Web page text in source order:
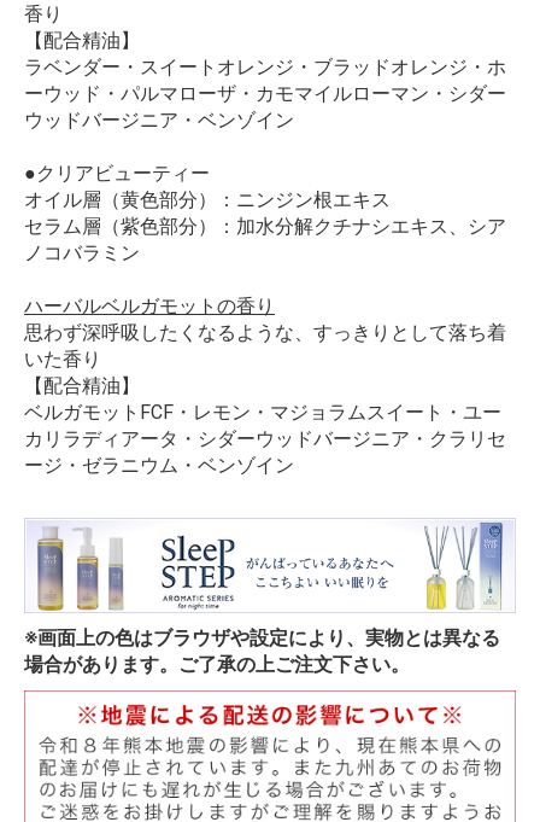
香り
【配合精油】
ラベンダー・スイートオレンジ・ブラッドオレンジ・ホ
ーウッド・パルマローザ・カモマイルローマン・シダー
ウッドバージニア・ベンゾイン
●クリアビューティー
オイル層（黄色部分）：ニンジン根エキス
セラム層（紫色部分）：加水分解クチナシエキス、シア
ノコバラミン
ハーバルベルガモットの香り
思わず深呼吸したくなるような、すっきりとして落ち着
いた香り
【配合精油】
ベルガモットFCF・レモン・マジョラムスイート・ユー
カリラディアータ・シダーウッドバージニア・クラリセ
ージ・ゼラニウム・ベンゾイン
※画面上の色はブラウザや設定により、実物とは異なる
場合があります。ご了承の上ご注文下さい。